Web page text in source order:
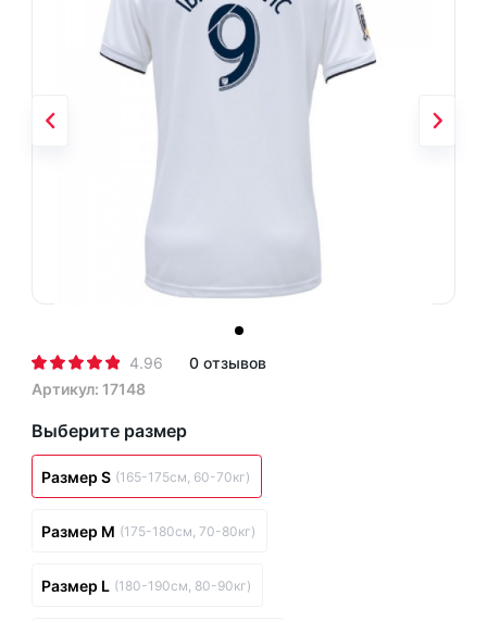
4.96
0 отзывов
Артикул: 17148
Выберите размер
Размер S (165-175см, 60-70кг)
Размер M (175-180см, 70-80кг)
Размер L (180-190см, 80-90кг)